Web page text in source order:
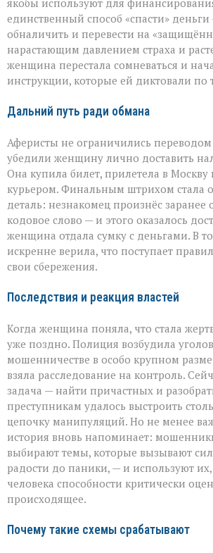
якобы используют для
единственный способ «спасти»
обналичить и перевести на
нарастающим давлением страха и
женщина перестала сомневаться и
инструкции, которые ей диктовали по
Дальний путь ради обмана
Аферисты не ограничились переводом
убедили женщину лично доставить
Она купила билет, прилетела в Москву
курьером. Финальным штрихом стала
деталь: незнакомец произнёс заранее
кодовое слово — и этого оказалось
женщина отдала сумку с деньгами. В
искренне верила, что поступает
свои сбережения.
Последствия и реакция властей
Когда женщина поняла, что стала
уже поздно. Полиция возбудила
мошенничестве в особо крупном
взяла расследование на контроль.
задача — найти причастных и
преступникам удалось выстроить
цепочку манипуляций. Но не менее
история вновь напоминает:
выбирают темы, которые вызывают
радости до паники, — и используют
человека способности критически
происходящее.
Почему такие схемы срабатывают